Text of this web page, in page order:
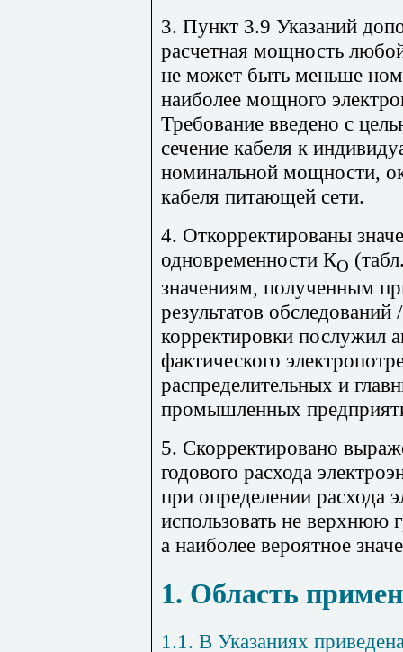
3. Пункт 3.9 Указаний
расчетная мощность
не может быть меньше
наиболее мощного
Требование введено с
сечение кабеля к
номинальной мощности,
кабеля питающей сети.
4. Откорректированы
одновременности КО
значениям, полученным
результатов
корректировки послужил
фактического
распределительных и
промышленных
5. Скорректировано
годового расхода
при определении расхода
использовать не верхнюю
а наиболее вероятное
1. Область
1.1. В Указаниях